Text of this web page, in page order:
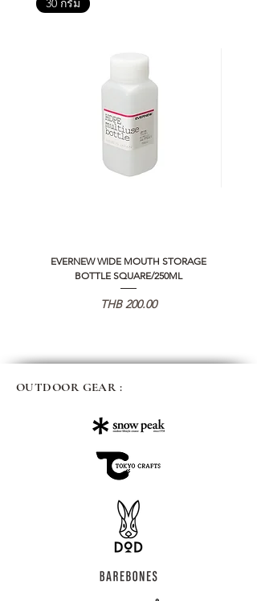
30 กรัม
EVERNEW WIDE MOUTH STORAGE
BOTTLE SQUARE/250ML
価格
THB 200.00
OUTDOOR GEAR :